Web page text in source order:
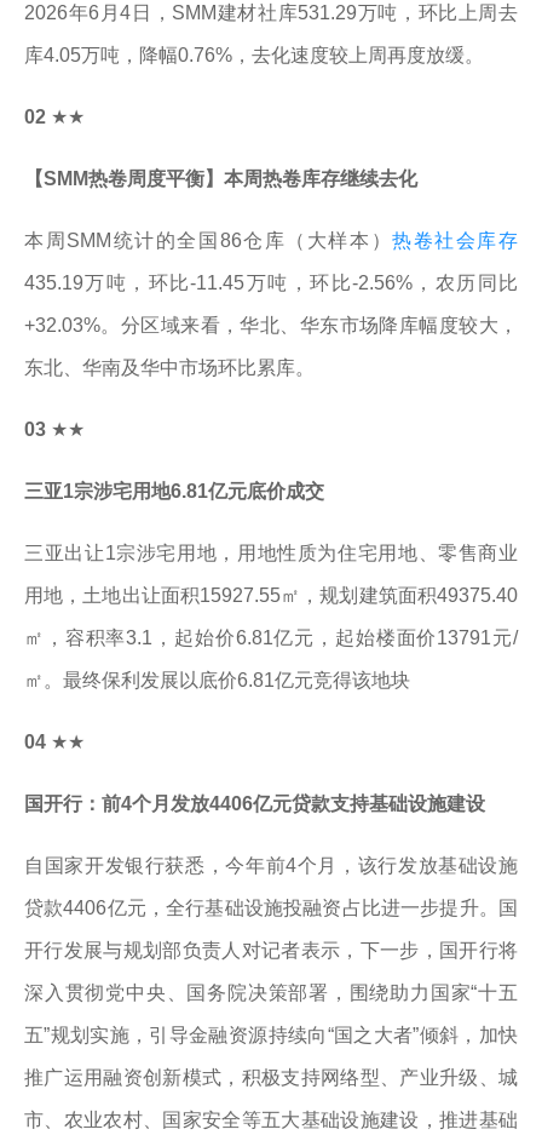
2026年6月4日，SMM建材社库531.29万吨，环比上周去
库4.05万吨，降幅0.76%，去化速度较上周再度放缓。
02 ★★
【SMM热卷周度平衡】本周热卷库存继续去化
本周SMM统计的全国86仓库（大样本）热卷社会库存
435.19万吨，环比-11.45万吨，环比-2.56%，农历同比
+32.03%。分区域来看，华北、华东市场降库幅度较大，
东北、华南及华中市场环比累库。
03 ★★
三亚1宗涉宅用地6.81亿元底价成交
三亚出让1宗涉宅用地，用地性质为住宅用地、零售商业
用地，土地出让面积15927.55㎡，规划建筑面积49375.40
㎡，容积率3.1，起始价6.81亿元，起始楼面价13791元/
㎡。最终保利发展以底价6.81亿元竞得该地块
04 ★★
国开行：前4个月发放4406亿元贷款支持基础设施建设
自国家开发银行获悉，今年前4个月，该行发放基础设施
贷款4406亿元，全行基础设施投融资占比进一步提升。国
开行发展与规划部负责人对记者表示，下一步，国开行将
深入贯彻党中央、国务院决策部署，围绕助力国家“十五
五”规划实施，引导金融资源持续向“国之大者”倾斜，加快
推广运用融资创新模式，积极支持网络型、产业升级、城
市、农业农村、国家安全等五大基础设施建设，推进基础